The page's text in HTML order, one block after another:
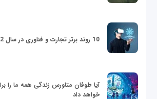
10 روند برتر تجارت و فناوری در سال 2022
آیا طوفان متاورس زندگی همه ما را
خواهد داد